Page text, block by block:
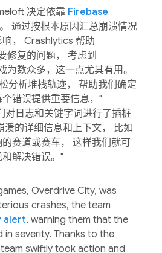
决定依靠 Firebase
通过按根本原因汇总崩溃情况
， Crashlytics 帮助
修复的问题， 考虑到
数众多，这一点尤其有用。
分析堆栈轨迹， 帮助我们确定
错误提供重要信息，"
对日志和关键字词进行了插桩
溃的详细信息和上下文， 比如
赛道或赛车， 这样我们就可
解决错误。"
Overdrive City, was
crashes, the team
alert, warning them that the
in severity. Thanks to the
swiftly took action and